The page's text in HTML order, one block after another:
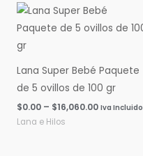
Lana Super Bebé Paquete
de 5 ovillos de 100 gr
$0.00 – $16,060.00
Rango
de
precios:
$16,060.00
Iva Incluido
Lana e Hilos